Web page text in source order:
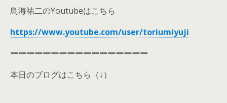
鳥海祐二のYoutubeはこちら
https://www.youtube.com/user/toriumiyuji
ーーーーーーーーーーーーーーーーー
本日のブログはこちら（↓）